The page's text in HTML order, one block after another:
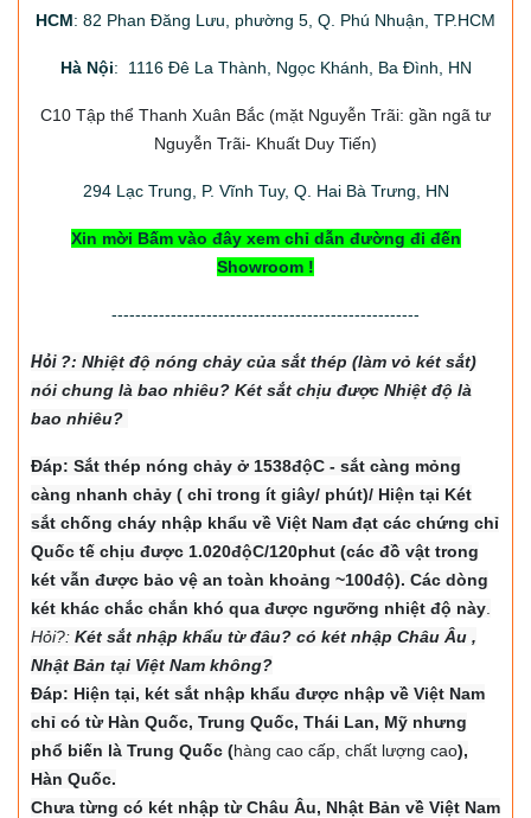
HCM: 82 Phan Đăng Lưu, phường 5, Q. Phú Nhuận, TP.HCM
Hà Nội: 1116 Đê La Thành, Ngọc Khánh, Ba Đình, HN
C10 Tập thể Thanh Xuân Bắc (mặt Nguyễn Trãi: gần ngã tư
Nguyễn Trãi- Khuất Duy Tiến)
294Lạc Trung, P. Vĩnh Tuy, Q. Hai Bà Trưng, HN
Xin mời Bấm vào đây xem chỉ dẫn đường đi đến
Showroom !
----------------------------------------------------
Hỏi ?: Nhiệt độ nóng chảy của sắt thép (làm vỏ két sắt)
nói chung là bao nhiêu? Két sắt chịu được Nhiệt độ là
bao nhiêu?
Đáp: Sắt thép nóng chảy ở 1538độC - sắt càng mỏng
càng nhanh chảy ( chỉ trong ít giây/ phút)/ Hiện tại Két
sắt chống cháy nhập khẩu về Việt Nam đạt các chứng chỉ
Quốc tế chịu được 1.020độC/120phut (các đồ vật trong
két vẫn được bảo vệ an toàn khoảng ~100độ). Các dòng
két khác chắc chắn khó qua được ngưỡng nhiệt độ này.
Hỏi?: Két sắt nhập khẩu từ đâu? có két nhập Châu Âu ,
Nhật Bản tại Việt Nam không?
Đáp: Hiện tại, két sắt nhập khẩu được nhập về Việt Nam
chỉ có từ Hàn Quốc, Trung Quốc, Thái Lan, Mỹ nhưng
phổ biến là Trung Quốc (hàng cao cấp, chất lượng cao),
Hàn Quốc.
Chưa từng có két nhập từ Châu Âu, Nhật Bản về Việt Nam